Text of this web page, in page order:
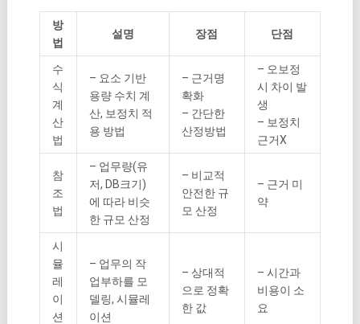
방
법
설명 장점 단점
수
식
계
산
법
– 요소 기반
용량 수치 계
산, 보정치 적
용 방법
– 근거명
확화
– 간단한
산정방법
– 오보정
시 차이 발
생
– 보정치
근거X
참
조
법
– 업무량(유
저, DB크기)
에 따라 비슷
한 규모 산정
– 비교적
안전한 규
모 산정
– 근거 미
약
시
뮬
레
이
션
– 업무의 작
업부하를 모
델링, 시뮬레
이션
– 상대적
으로 정확
한 값
– 시간과
비용이 소
요